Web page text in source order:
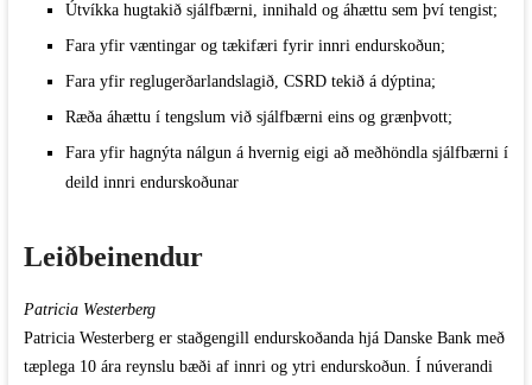
Útvíkka hugtakið sjálfbærni, innihald og áhættu sem því tengist;
Fara yfir væntingar og tækifæri fyrir innri endurskoðun;
Fara yfir reglugerðarlandslagið, CSRD tekið á dýptina;
Ræða áhættu í tengslum við sjálfbærni eins og grænþvott;
Fara yfir hagnýta nálgun á hvernig eigi að meðhöndla sjálfbærni í
deild innri endurskoðunar
Leiðbeinendur
Patricia Westerberg
Patricia Westerberg er staðgengill endurskoðanda hjá Danske Bank með
tæplega 10 ára reynslu bæði af innri og ytri endurskoðun. Í núverandi